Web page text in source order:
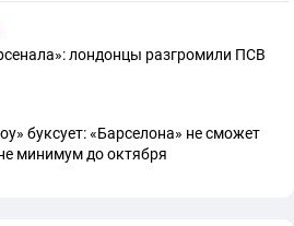
лондонцы разгромили ПСВ
буксует: «Барселона» не сможет
минимум до октября